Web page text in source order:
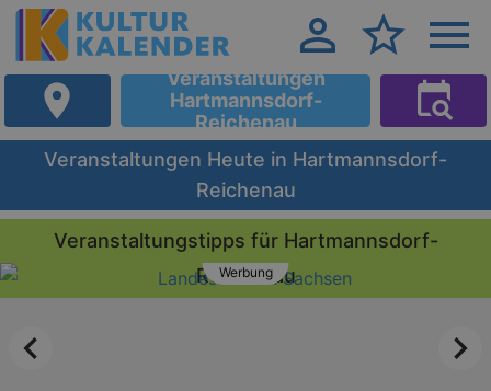
Veranstaltungen
Hartmannsdorf-
Reichenau
Veranstaltungen Heute in Hartmannsdorf-
Reichenau
Veranstaltungstipps für Hartmannsdorf-
Reichenau
Werbung